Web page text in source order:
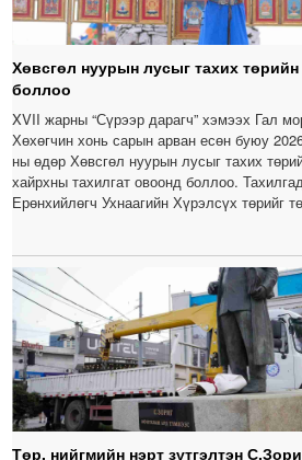
Хөвсгөл нуурын лусыг тахих
боллоо
XVII жарны “Сүрээр дарагч” хэмээх Гал
Хөхөгчин хонь сарын арван есөн буюу
ны өдөр Хөвсгөл нуурын лусыг тахих
хайрхны тахилгат овоонд боллоо.
Ерөнхийлөгч Ухнаагийн Хүрэлсүх төрийг
Төр, нийгмийн нэрт зүтгэлтэн